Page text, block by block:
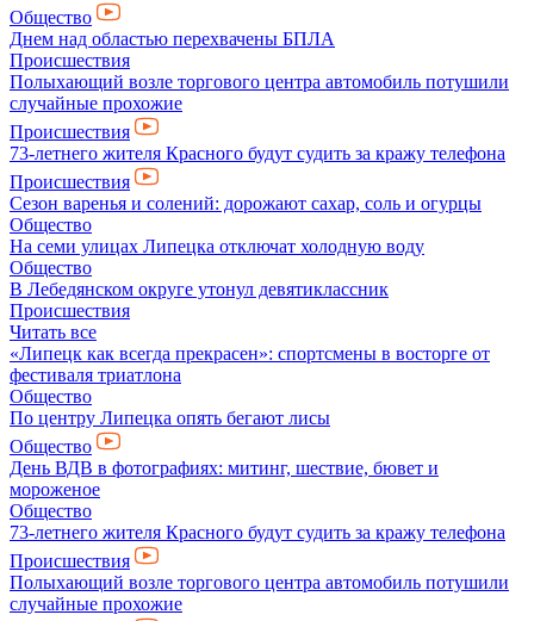
Общество
Днем над областью перехвачены БПЛА
Происшествия
Полыхающий возле торгового центра автомобиль потушили
случайные прохожие
Происшествия
73-летнего жителя Красного будут судить за кражу телефона
Происшествия
Сезон варенья и солений: дорожают сахар, соль и огурцы
Общество
На семи улицах Липецка отключат холодную воду
Общество
В Лебедянском округе утонул девятиклассник
Происшествия
Читать все
«Липецк как всегда прекрасен»: спортсмены в восторге от
фестиваля триатлона
Общество
По центру Липецка опять бегают лисы
Общество
День ВДВ в фотографиях: митинг, шествие, бювет и
мороженое
Общество
73-летнего жителя Красного будут судить за кражу телефона
Происшествия
Полыхающий возле торгового центра автомобиль потушили
случайные прохожие